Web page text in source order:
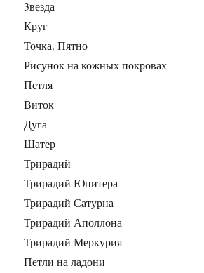
3везда
Круг
Точка. Пятно
Рисунок на кожных покровах
Петля
Виток
Дуга
Шатер
Трирадий
Трирадий Юпитера
Трирадий Сатурна
Трирадий Аполлона
Трирадий Меркурия
Петли на ладони